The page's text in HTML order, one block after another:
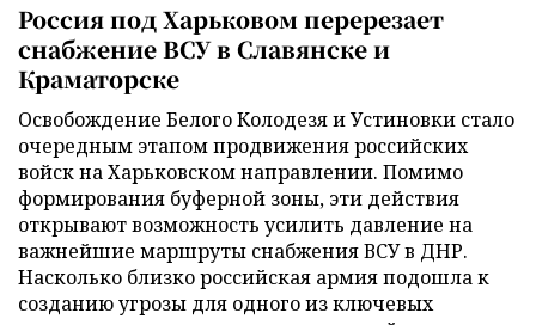
Россия под Харьковом перерезает
снабжение ВСУ в Славянске и
Краматорске
Освобождение Белого Колодезя и Устиновки стало
очередным этапом продвижения российских
войск на Харьковском направлении. Помимо
формирования буферной зоны, эти действия
открывают возможность усилить давление на
важнейшие маршруты снабжения ВСУ в ДНР.
Насколько близко российская армия подошла к
созданию угрозы для одного из ключевых